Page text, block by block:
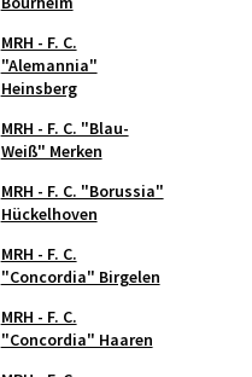
MRH - F. C.
"Alemannia"
Heinsberg
MRH - F. C. "Blau-
Weiß" Merken
MRH - F. C. "Borussia"
Hückelhoven
MRH - F. C.
"Concordia" Birgelen
MRH - F. C.
"Concordia" Haaren